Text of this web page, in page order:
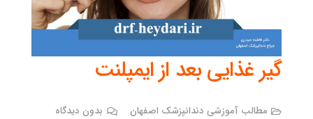
گیر غذایی بعد از ایمپلنت
مطالب آموزشی دندانپزشک اصفهان بدون دیدگاه